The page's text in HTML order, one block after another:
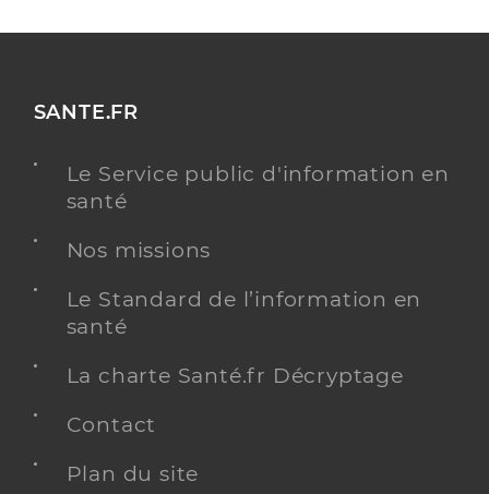
SANTE.FR
Le Service public d'information en
santé
Nos missions
Le Standard de l’information en
santé
La charte Santé.fr Décryptage
Contact
Plan du site